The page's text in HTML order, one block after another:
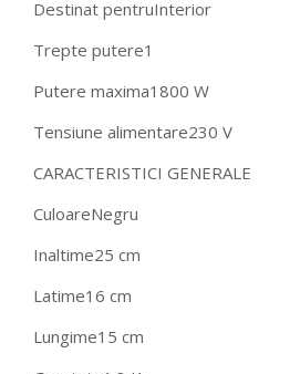
Destinat pentruInterior
Trepte putere1
Putere maxima1800 W
Tensiune alimentare230 V
CARACTERISTICI GENERALE
CuloareNegru
Inaltime25 cm
Latime16 cm
Lungime15 cm